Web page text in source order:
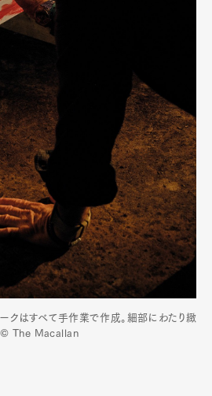
クはすべて手作業で作成。細部にわたり緻
© The Macallan